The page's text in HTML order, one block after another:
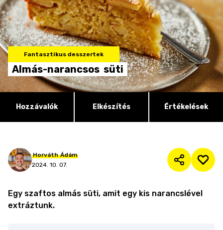
Fantasztikus desszertek
Almás-narancsos süti
Hozzávalók Elkészítés Értékelések
Horváth Ádám
2024. 10. 07.
Egy szaftos almás süti, amit egy kis narancslével
extráztunk.